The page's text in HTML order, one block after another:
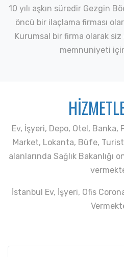
10 yılı aşkın süredir Gezgin
öncü bir ilaçlama firması
Kurumsal bir firma olarak
memnuniyeti
Ev, İşyeri, Depo, Otel, Banka,
Market, Lokanta, Büfe,
alanlarında Sağlık Bakanlığı
İstanbul Ev, İşyeri, Ofis